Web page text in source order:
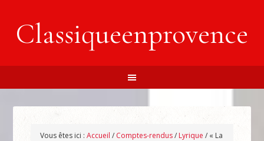
Classiqueenprovence
Vous êtes ici :Accueil / Comptes-rendus/ Lyrique / « La